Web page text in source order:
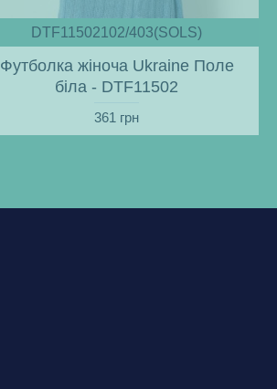
DTF11502102/403(SOLS)
Футболка жіноча Ukraine Поле
біла - DTF11502
361 грн